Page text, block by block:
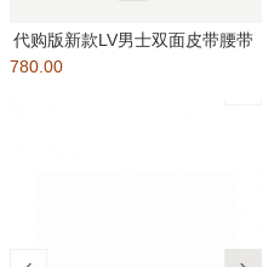
代购版新款LV男士双面皮带腰带
立体字母扣 原厂皮料，区别市
780.00